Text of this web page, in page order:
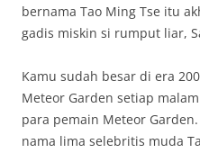
bernama Tao Ming Tse itu
gadis miskin si rumput liar,
Kamu sudah besar di era
Meteor Garden setiap
para pemain Meteor
nama lima selebritis muda